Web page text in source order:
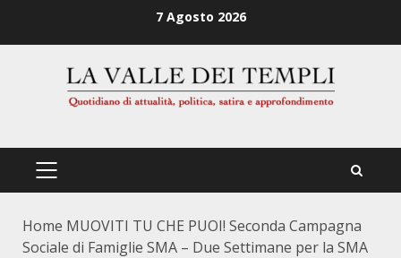
7 Agosto 2026
PRIMÄRES
Home MUOVITI TU CHE PUOI! Seconda Campagna
Sociale di Famiglie SMA – Due Settimane per la SMA